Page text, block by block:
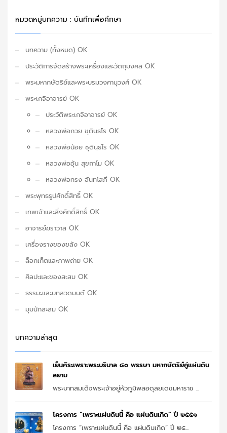
หมวดหมู่บทความ : บันทึกเพื่อศึกษา
บทความ (ทั้งหมด) OK
ประวัติการจัดสร้างพระเครื่องและวัตถุมงคล OK
พระมหากษัตริย์และพระบรมวงศานุวงศ์ OK
พระเกจิอาจารย์ OK
ประวัติพระเกจิอาจารย์ OK
หลวงพ่อกวย ชุตินฺธโร OK
หลวงพ่อน้อย ชุตินฺธโร OK
หลวงพ่ออุ้น สุขกาโม OK
หลวงพ่อทรง ฉันทโสภี OK
พระพุทธรูปศักดิ์สิทธิ์ OK
เทพเจ้าและสิ่งศักดิ์สิทธิ์ OK
อาจารย์ฆราวาส OK
เครื่องรางของขลัง OK
ล็อกเก็ตและภาพถ่าย OK
ศิลปะและของสะสม OK
ธรรมะและบทสวดมนต์ OK
มุมนักสะสม OK
บทความล่าสุด
เย็นศิระเพราะพระบริบาล ๘๐ พรรษา มหากษัตริย์คู่แผ่นดิน
สยาม
พระบาทสมเด็จพระเจ้าอยู่หัวภูมิพลอดุลยเดชมหาราช ...
โครงการ “เพราะแผ่นดินนี้ คือ แผ่นดินเกิด” ปี ๒๕๕๑
โครงการ “เพราะแผ่นดินนี้ คือ แผ่นดินเกิด” ปี ๒๕...